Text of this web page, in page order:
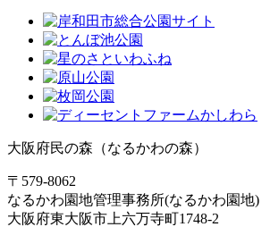
大阪府民の森（なるかわの森）
〒579-8062
なるかわ園地管理事務所(なるかわ園地)
大阪府東大阪市上六万寺町1748-2